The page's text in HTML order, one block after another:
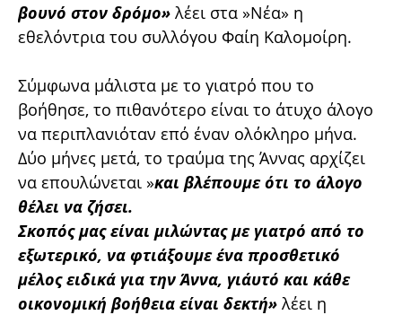
βουνό στον δρόμο» λέει στα »Νέα» η
εθελόντρια του συλλόγου Φαίη Καλομοίρη.
Σύμφωνα μάλιστα με το γιατρό που το
βοήθησε, το πιθανότερο είναι το άτυχο άλογο
να περιπλανιόταν επό έναν ολόκληρο μήνα.
Δύο μήνες μετά, το τραύμα της Άννας αρχίζει
να επουλώνεται »και βλέπουμε ότι το άλογο
θέλει να ζήσει.
Σκοπός μας είναι μιλώντας με γιατρό από το
εξωτερικό, να φτιάξουμε ένα προσθετικό
μέλος ειδικά για την Άννα, γιάυτό και κάθε
οικονομική βοήθεια είναι δεκτή» λέει η